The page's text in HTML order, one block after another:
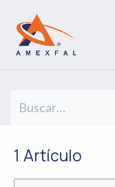
1 Artículo